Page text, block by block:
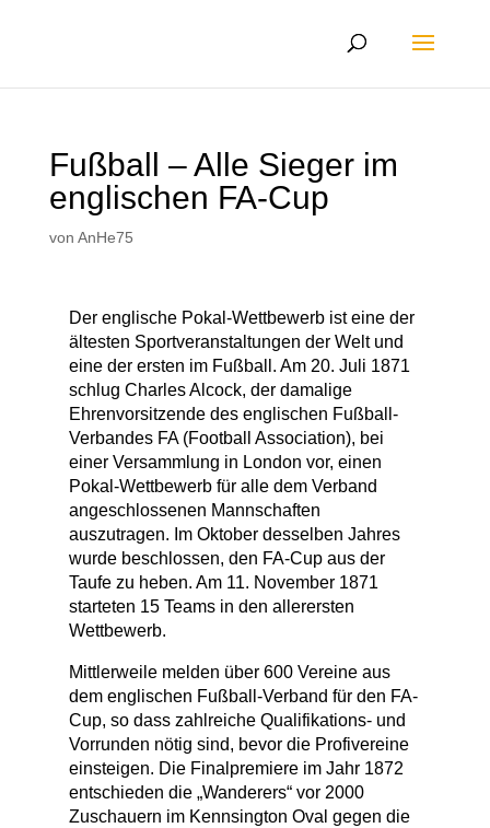
Fußball – Alle Sieger im
englischen FA-Cup
von AnHe75
Der englische Pokal-Wettbewerb ist eine der
ältesten Sportveranstaltungen der Welt und
eine der ersten im Fußball. Am 20. Juli 1871
schlug Charles Alcock, der damalige
Ehrenvorsitzende des englischen Fußball-
Verbandes FA (Football Association), bei
einer Versammlung in London vor, einen
Pokal-Wettbewerb für alle dem Verband
angeschlossenen Mannschaften
auszutragen. Im Oktober desselben Jahres
wurde beschlossen, den FA-Cup aus der
Taufe zu heben. Am 11. November 1871
starteten 15 Teams in den allerersten
Wettbewerb.
Mittlerweile melden über 600 Vereine aus
dem englischen Fußball-Verband für den FA-
Cup, so dass zahlreiche Qualifikations- und
Vorrunden nötig sind, bevor die Profivereine
einsteigen. Die Finalpremiere im Jahr 1872
entschieden die „Wanderers“ vor 2000
Zuschauern im Kennsington Oval gegen die